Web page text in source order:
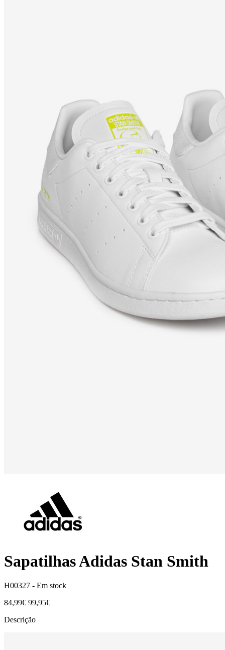
Sapatilhas Adidas Stan Smith
H00327 - Em stock
84,99€ 99,95€
Descrição